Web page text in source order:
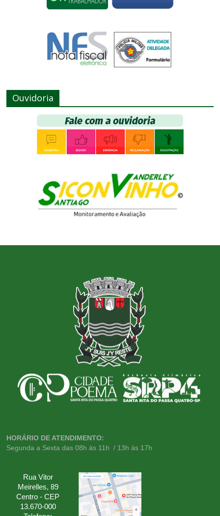
Ouvidoria
HORÁRIO DE ATENDIMENTO:
Segunda a Sexta das 08h às 11h / 13h às 17h
Rua Vitor
Meirelles, 89
Centro - CEP
13.670-000